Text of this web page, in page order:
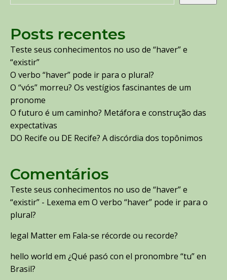
Posts recentes
Teste seus conhecimentos no uso de “haver” e
“existir”
O verbo “haver” pode ir para o plural?
O “vós” morreu? Os vestígios fascinantes de um
pronome
O futuro é um caminho? Metáfora e construção das
expectativas
DO Recife ou DE Recife? A discórdia dos topônimos
Comentários
Teste seus conhecimentos no uso de “haver” e
“existir” - Lexema em O verbo “haver” pode ir para o
plural?
legal Matterem Fala-se récorde ou recorde?
hello world em ¿Qué pasó con el pronombre “tu” en
Brasil?